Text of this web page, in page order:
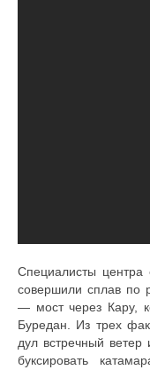
Специалисты
совершили сплав по
— мост через Кару,
Буредан. Из трех
дул встречный
буксировать